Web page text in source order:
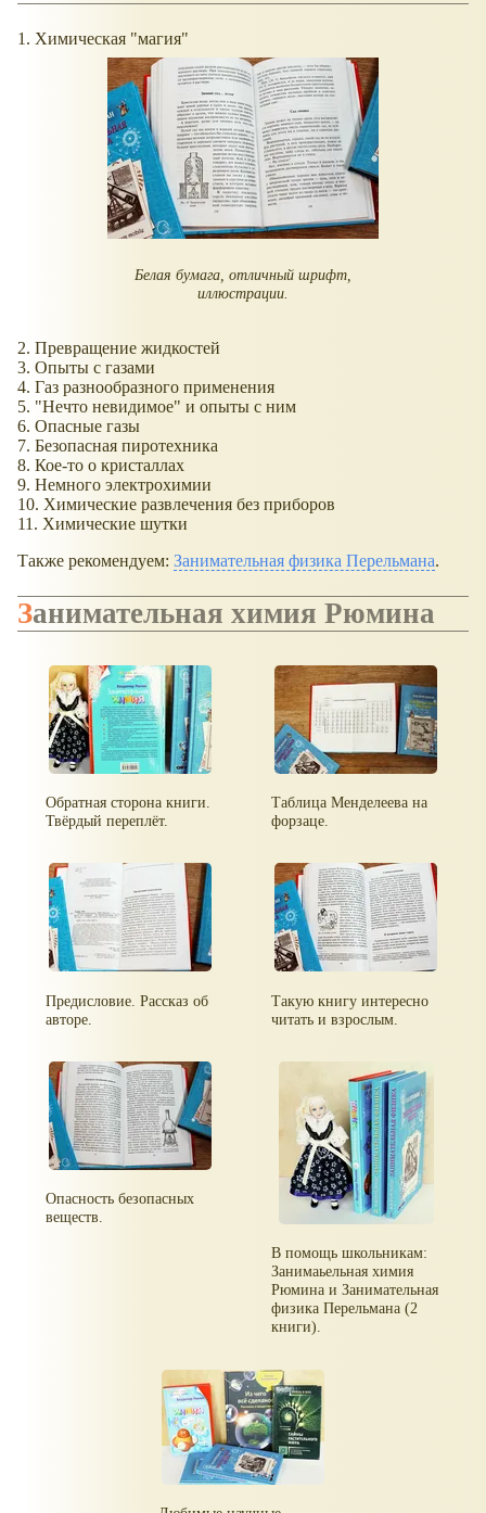
1. Химическая "магия"
Белая бумага, отличный шрифт,
иллюстрации.
2. Превращение жидкостей
3. Опыты с газами
4. Газ разнообразного применения
5. "Нечто невидимое" и опыты с ним
6. Опасные газы
7. Безопасная пиротехника
8. Кое-то о кристаллах
9. Немного электрохимии
10. Химические развлечения без приборов
11. Химические шутки
Также рекомендуем: Занимательная физика Перельмана.
Занимательная химия Рюмина
Обратная сторона книги.
Твёрдый переплёт.
Таблица Менделеева на
форзаце.
Предисловие. Рассказ об
авторе.
Такую книгу интересно
читать и взрослым.
Опасность безопасных
веществ.
В помощь школьникам:
Занимаьельная химия
Рюмина и Занимательная
физика Перельмана (2
книги).